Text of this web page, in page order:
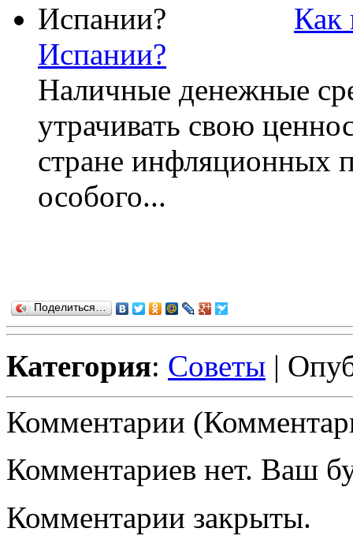
Как
Испании?
Наличные денежные
утрачивать свою
стране инфляционных
особого...
Поделиться…
Категория: Советы |
Комментарии
Комментариев нет. Ваш
Комментарии закрыты.